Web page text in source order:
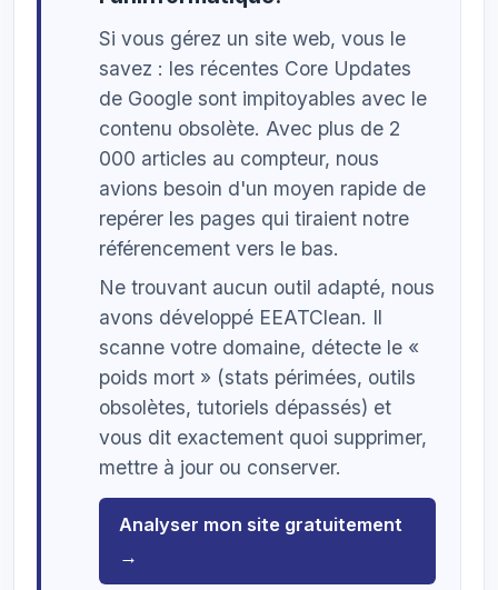
Si vous gérez un site web, vous le
savez : les récentes Core Updates
de Google sont impitoyables avec le
contenu obsolète. Avec plus de 2
000 articles au compteur, nous
avions besoin d'un moyen rapide de
repérer les pages qui tiraient notre
référencement vers le bas.
Ne trouvant aucun outil adapté, nous
avons développé EEATClean. Il
scanne votre domaine, détecte le «
poids mort » (stats périmées, outils
obsolètes, tutoriels dépassés) et
vous dit exactement quoi supprimer,
mettre à jour ou conserver.
Analyser mon site gratuitement
→